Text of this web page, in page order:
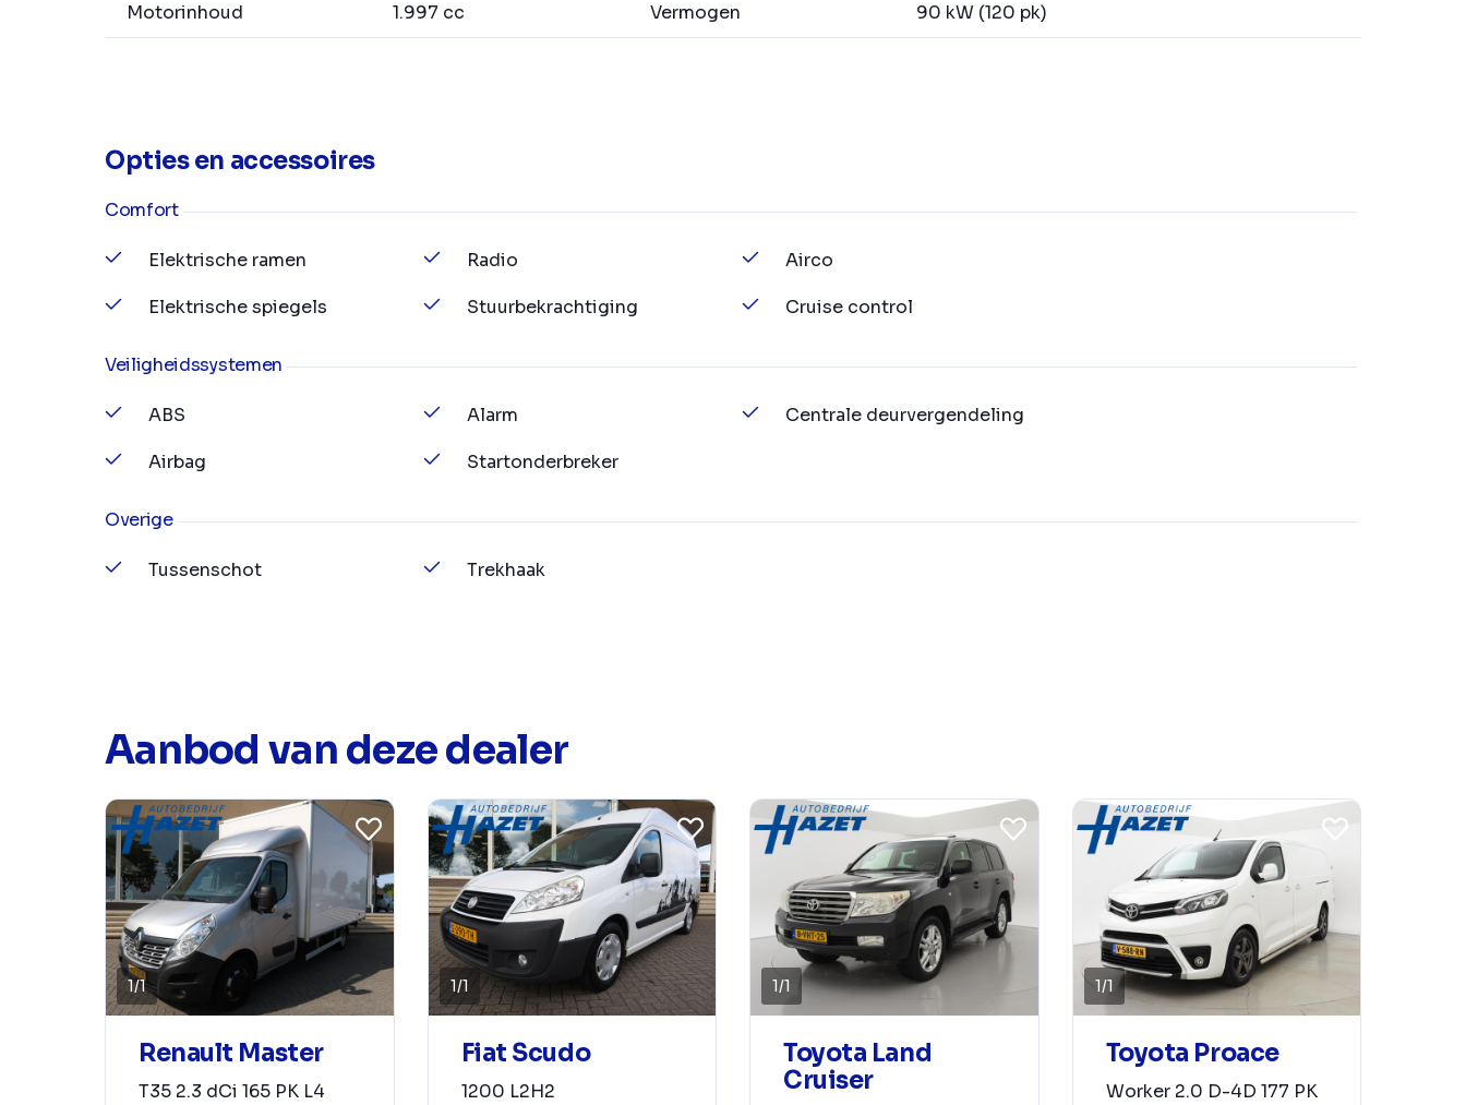
Motorinhoud 1.997 cc Vermogen 90 kW (120 pk)
Opties en accessoires
Comfort
Elektrische ramen
Elektrische spiegels
Radio
Stuurbekrachtiging
Airco
Cruise control
Veiligheidssystemen
ABS
Airbag
Alarm
Startonderbreker
Centrale deurvergendeling
Overige
Tussenschot Trekhaak
Aanbod van deze dealer
1/1
Renault Master
T35 2.3 dCi 165 PK L4
1/1
Fiat Scudo
1200 L2H2
1/1
Toyota Land
Cruiser
1/1
Toyota Proace
Worker 2.0 D-4D 177 PK